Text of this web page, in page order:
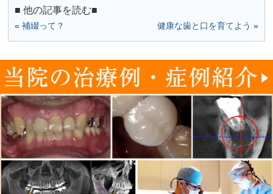
■ 他の記事を読む■
«補綴って？ 健康な歯と口を育てよう »